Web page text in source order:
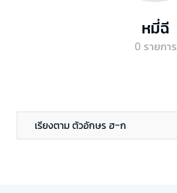
หมี่ฉี
0 รายการ
เรียงตาม ตัวอักษร ฮ-ก